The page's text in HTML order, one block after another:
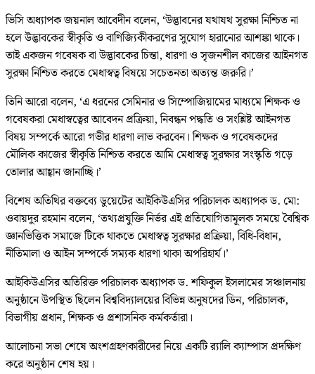
ভিসি অধ্যাপক জয়নাল আবেদীন বলেন, ‘উদ্ভাবনের যথাযথ সুরক্ষা নিশ্চিত না
হলে উদ্ভাবকের স্বীকৃতি ও বাণিজ্যিকীকরণের সুযোগ হারানোর আশঙ্কা থাকে।
তাই একজন গবেষক বা উদ্ভাবকের চিন্তা, ধারণা ও সৃজনশীল কাজের আইনগত
সুরক্ষা নিশ্চিত করতে মেধাস্বত্ব বিষয়ে সচেতনতা অত্যন্ত জরুরি।’
তিনি আরো বলেন, ‘এ ধরনের সেমিনার ও সিম্পোজিয়ামের মাধ্যমে শিক্ষক ও
গবেষকরা মেধাস্বত্বের আবেদন প্রক্রিয়া, নিবন্ধন পদ্ধতি ও সংশ্লিষ্ট আইনগত
বিষয় সম্পর্কে আরো গভীর ধারণা লাভ করবেন। শিক্ষক ও গবেষকদের
মৌলিক কাজের স্বীকৃতি নিশ্চিত করতে আমি মেধাস্বত্ব সুরক্ষার সংস্কৃতি গড়ে
তোলার আহ্বান জানাচ্ছি।’
বিশেষ অতিথির বক্তব্যে ডুয়েটের আইকিউএসির পরিচালক অধ্যাপক ড. মো:
ওবায়দুর রহমান বলেন, ‘তথ্যপ্রযুক্তি নির্ভর এই প্রতিযোগিতামূলক সময়ে বৈশ্বিক
জ্ঞানভিত্তিক সমাজে টিকে থাকতে মেধাস্বত্ব সুরক্ষার প্রক্রিয়া, বিধি-বিধান,
নীতিমালা ও আইন সম্পর্কে সম্যক ধারণা থাকা অপরিহার্য।’
আইকিউএসির অতিরিক্ত পরিচালক অধ্যাপক ড. শফিকুল ইসলামের সঞ্চালনায়
অনুষ্ঠানে উপস্থিত ছিলেন বিশ্ববিদ্যালয়ের বিভিন্ন অনুষদের ডিন, পরিচালক,
বিভাগীয় প্রধান, শিক্ষক ও প্রশাসনিক কর্মকর্তারা।
আলোচনা সভা শেষে অংশগ্রহণকারীদের নিয়ে একটি র‍্যালি ক্যাম্পাস প্রদক্ষিণ
করে অনুষ্ঠান শেষ হয়।